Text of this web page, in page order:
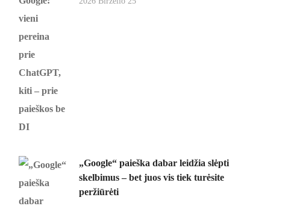
„Google“ paieška dabar leidžia slėpti
skelbimus – bet juos vis tiek turėsite
peržiūrėti